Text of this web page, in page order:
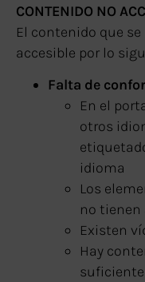
CONTENIDO NO
El contenido que
accesible por lo
Falta de
En el
otros
idioma
Los
no
Existen
Hay
suficiente